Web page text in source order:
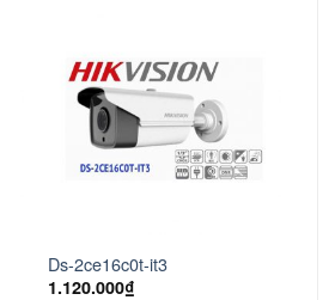
Ds-2ce16c0t-it3
1.120.000₫